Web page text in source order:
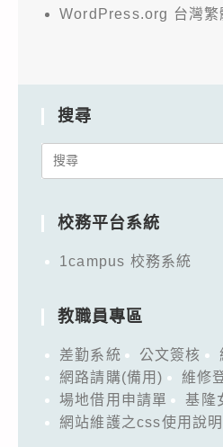
WordPress.org 台灣繁
搜尋
Search
校務平台系統
1campus 校務系統
教職員專區
差勤系統 公文簽核
網路請購(備用)
維修
場地借用申請單
基隆
網站維護之css使用說明